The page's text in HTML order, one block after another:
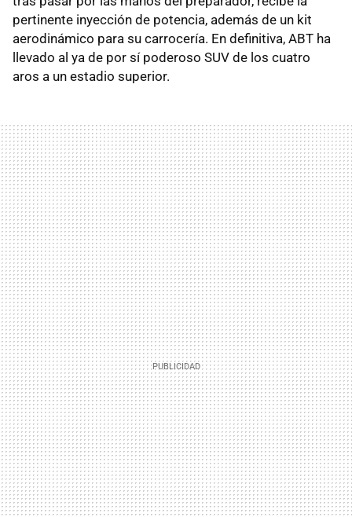
pertinente inyección de potencia, además de un kit
aerodinámico para su carrocería. En definitiva, ABT ha
llevado al ya de por sí poderoso SUV de los cuatro
aros a un estadio superior.